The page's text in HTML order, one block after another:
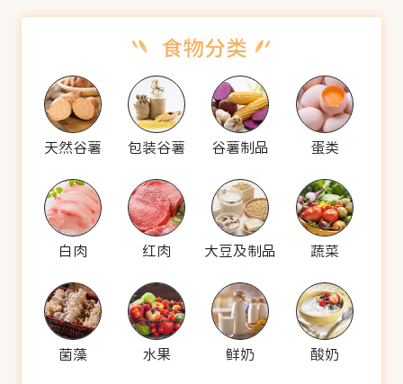
天然谷薯 包装谷薯 谷薯制品 蛋类
白肉 红肉 大豆及制品 蔬菜
菌藻 水果 鲜奶 酸奶